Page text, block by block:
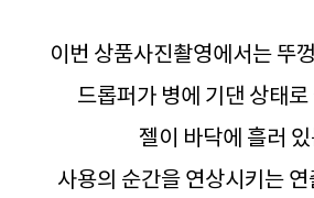
이번 상품사진촬영에서는 뚜
드롭퍼가 병에 기댄 상태
젤이 바닥에 흘러
사용의 순간을 연상시키는